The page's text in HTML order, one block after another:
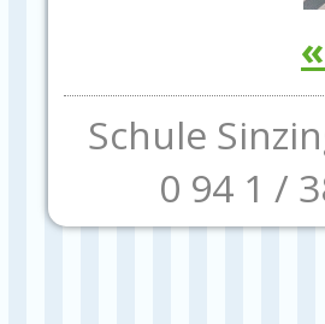
Schule
0 94 1 /